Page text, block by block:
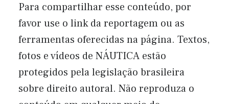
Para compartilhar esse conteúdo, por
favor use o link da reportagem ou as
ferramentas oferecidas na página. Textos,
fotos e vídeos de NÁUTICA estão
protegidos pela legislação brasileira
sobre direito autoral. Não reproduza o